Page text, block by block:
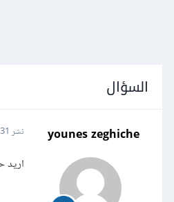
السؤال
younes zeghiche نشر 31 مارس 2017